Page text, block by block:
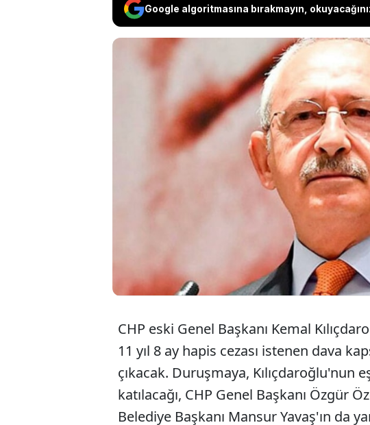
Google algoritmasına bırakmayın,
CHP eski lideri Kemal
ve 11 yıl 8 aya kadar hapis
katılacak. Kılıçdaroğlu'nun
öğrenildi. İBB Başkanı Ekrem
ABB Başkanı Mansur Yavaş'ın
CHP eski Genel Başkanı Kemal
11 yıl 8 ay hapis cezası istenen dava
çıkacak. Duruşmaya, Kılıçdaroğlu'nun
katılacağı, CHP Genel Başkanı Özgür
Belediye Başkanı Mansur Yavaş'ın da